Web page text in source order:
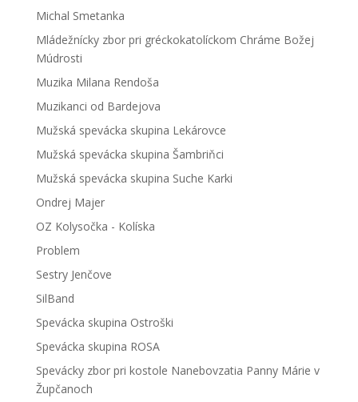
Michal Smetanka
Mládežnícky zbor pri gréckokatolíckom Chráme Božej
Múdrosti
Muzika Milana Rendoša
Muzikanci od Bardejova
Mužská spevácka skupina Lekárovce
Mužská spevácka skupina Šambriňci
Mužská spevácka skupina Suche Karki
Ondrej Majer
OZ Kolysočka - Kolíska
Problem
Sestry Jenčove
SilBand
Spevácka skupina Ostroški
Spevácka skupina ROSA
Spevácky zbor pri kostole Nanebovzatia Panny Márie v
Župčanoch